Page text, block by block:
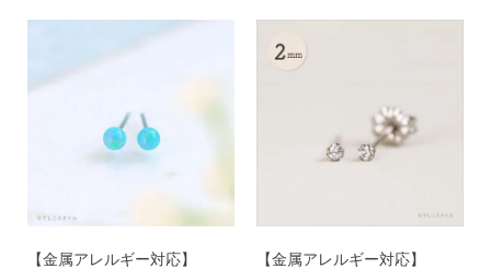
【金属アレルギー対応】 【金属アレルギー対応】